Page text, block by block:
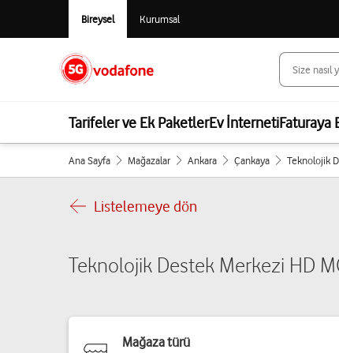
Bireysel Kurumsal
Tarifeler ve Ek PaketlerEv İnternetiFaturaya
Ana Sayfa Mağazalar Ankara Çankaya Teknolojik
Listelemeye dön
Teknolojik Destek Merkezi HD
Mağaza türü